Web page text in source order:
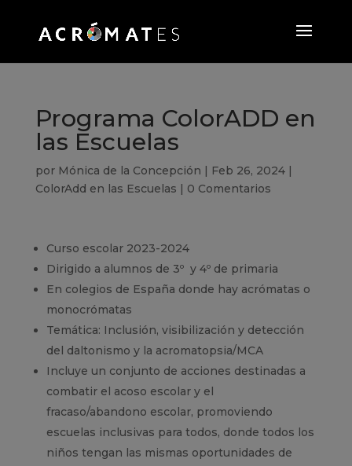
Programa ColorADD en
las Escuelas
por Mónica de la Concepción | Feb 26, 2024|
ColorAdd en las Escuelas | 0 Comentarios
Curso escolar 2023-2024
Dirigido a alumnos de 3º y 4º de primaria
En colegios de España donde hay acrómatas o
monocrómatas
Temática: Inclusión, visibilización y detección
del daltonismo y la acromatopsia/MCA
Incluye un conjunto de acciones destinadas a
combatir el acoso escolar y el
fracaso/abandono escolar, promoviendo
escuelas inclusivas para todos, donde todos los
niños tengan las mismas oportunidades de